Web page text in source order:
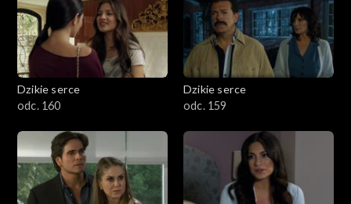
Dzikie serce
odc. 160
Dzikie serce
odc. 159